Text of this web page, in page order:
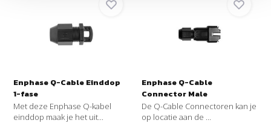
Enphase Q-Cable Einddop
1-fase
Met deze Enphase Q-kabel
einddop maak je het uit...
Enphase Q-Cable
Connector Male
De Q-Cable Connectoren kan je
op locatie aan de ...